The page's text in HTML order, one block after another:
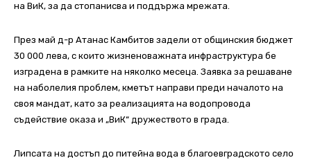
на ВиК, за да стопанисва и поддържа мрежата.
През май д-р Атанас Камбитов задели от общинския бюджет
30 000 лева, с които жизненоважната инфраструктура бе
изградена в рамките на няколко месеца. Заявка за решаване
на наболелия проблем, кметът направи преди началото на
своя мандат, като за реализацията на водопровода
съдействие оказа и „ВиК“ дружеството в града.
Липсата на достъп до питейна вода в благоевградското село